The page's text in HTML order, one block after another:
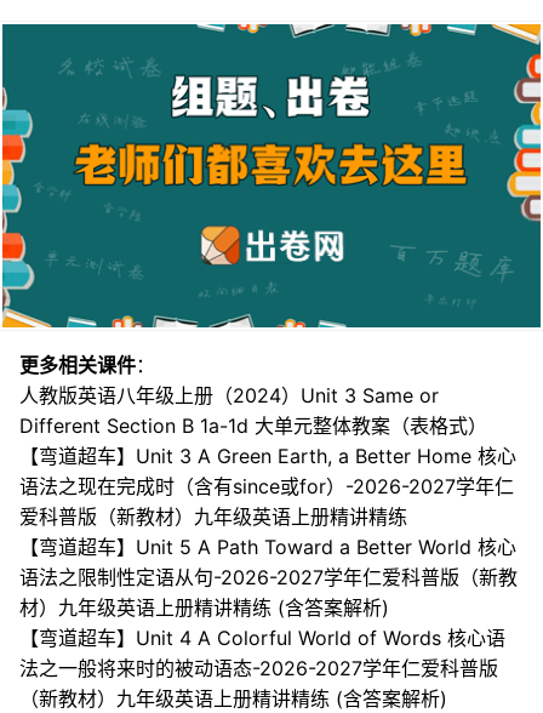
更多相关课件：
人教版英语八年级上册（2024）Unit 3 Same or
Different Section B 1a-1d 大单元整体教案（表格式）
【弯道超车】Unit 3 A Green Earth, a Better Home 核心
语法之现在完成时（含有since或for）-2026-2027学年仁
爱科普版（新教材）九年级英语上册精讲精练
【弯道超车】Unit 5 A Path Toward a Better World 核心
语法之限制性定语从句-2026-2027学年仁爱科普版（新教
材）九年级英语上册精讲精练 (含答案解析)
【弯道超车】Unit 4 A Colorful World of Words 核心语
法之一般将来时的被动语态-2026-2027学年仁爱科普版
（新教材）九年级英语上册精讲精练 (含答案解析)